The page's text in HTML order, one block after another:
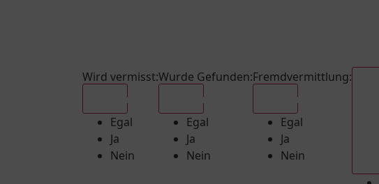
Wird vermisst:
Egal
Ja
Nein
Wurde Gefunden:
Egal
Ja
Nein
Fremdvermittlung:
Egal
Ja
Nein